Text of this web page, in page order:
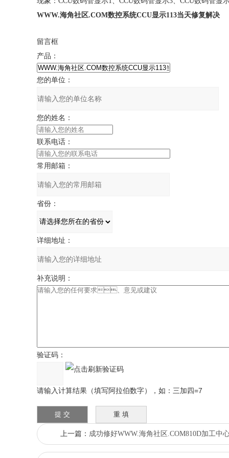
WWW.海角社区.COM数控系统CCU显示113当天修复解决
留言框
产品：
您的单位：
您的姓名：
联系电话：
常用邮箱：
省份：
详细地址：
补充说明：
验证码：
请输入计算结果（填写阿拉伯数字），如：三加四=7
上一篇： 成功修好WWW.海角社区.COM810D加工中